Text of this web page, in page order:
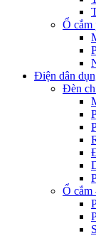
Ổ cắm
Điện dân
Đèn
Ổ cắm